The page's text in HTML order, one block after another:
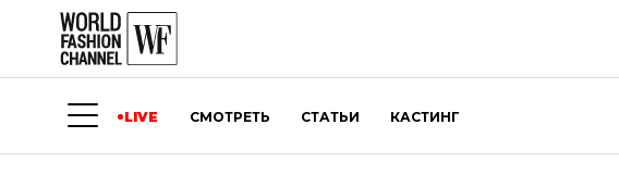
LIVE СМОТРЕТЬ СТАТЬИ КАСТИНГ